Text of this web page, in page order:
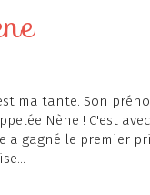
ma tante. Son
Nène ! C'est
gagné le premier